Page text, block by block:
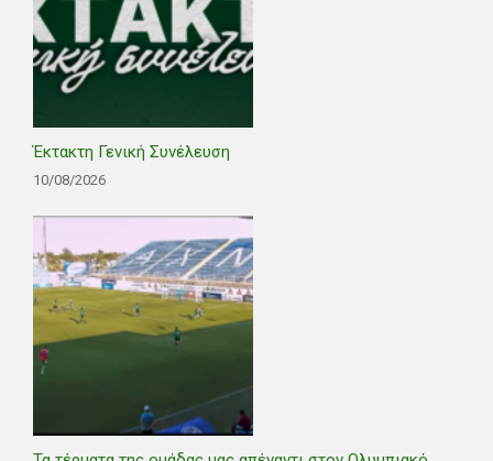
Έκτακτη Γενική Συνέλευση
10/08/2026